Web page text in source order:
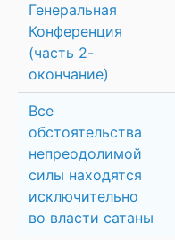
Генеральная
Конференция
(часть 2-
окончание)
Все
обстоятельства
непреодолимой
силы находятся
исключительно
во власти сатаны